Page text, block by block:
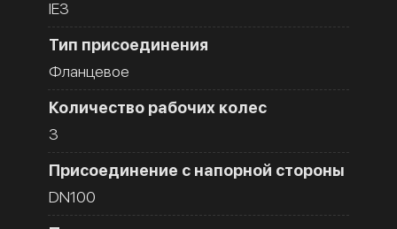
IE3
Тип присоединения
Фланцевое
Количество рабочих колес
3
Присоединение с напорной стороны
DN100